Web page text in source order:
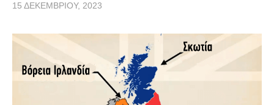
15 ΔΕΚΕΜΒΡΊΟΥ, 2023